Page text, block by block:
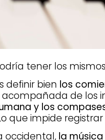
tener los
definir bien los
de los
y los
que impide
occidental, la